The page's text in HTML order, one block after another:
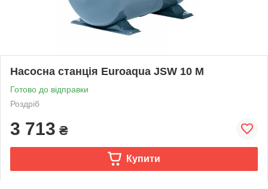
Насосна станція Euroaqua JSW 10 M
Готово до відправки
Роздріб
3 713 ₴
Купити